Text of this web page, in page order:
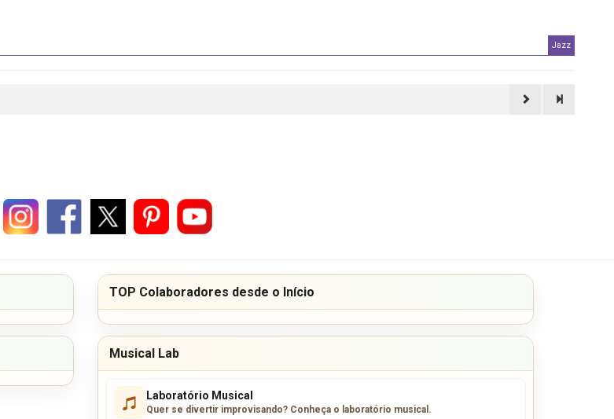
Jazz
TOP Colaboradores desde o Início
Musical Lab
Laboratório Musical
Quer se divertir improvisando? Conheça o laboratório musical.